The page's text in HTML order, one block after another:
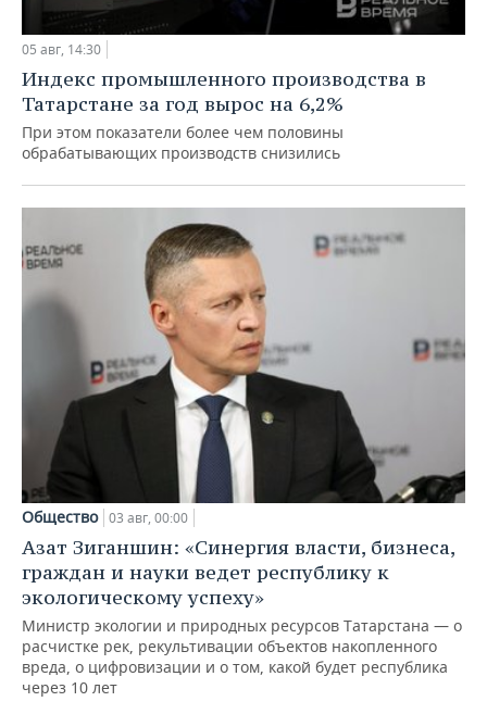
05 авг, 14:30
Индекс промышленного производства в
Татарстане за год вырос на 6,2%
При этом показатели более чем половины
обрабатывающих производств снизились
Общество 03 авг, 00:00
Азат Зиганшин: «Синергия власти, бизнеса,
граждан и науки ведет республику к
экологическому успеху»
Министр экологии и природных ресурсов Татарстана — о
расчистке рек, рекультивации объектов накопленного
вреда, о цифровизации и о том, какой будет республика
через 10 лет